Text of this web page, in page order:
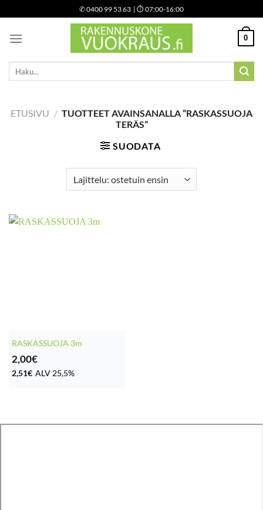
to
content
✆0400 99 53 63 | ⏱ 07:00-16:00
0
Etsi:
ETUSIVU / TUOTTEET AVAINSANALLA “RASKASSUOJA
TERÄS”
SUODATA
RASKASSUOJA 3m
2,00€
2,51€ ALV 25,5%